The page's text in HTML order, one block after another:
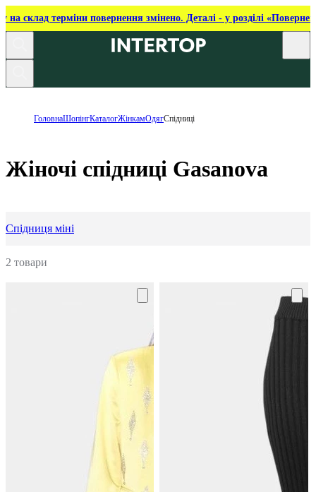
на склад терміни повернення змінено. Деталі - у розділі
ГоловнаШопінгКаталогЖінкамОдягСпідниці
Жіночі спідниці Gasanova
Спідниця міні
2 товари